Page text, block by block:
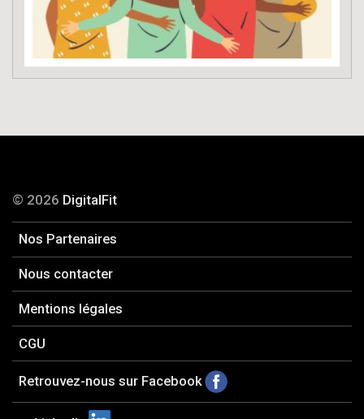
© 2026 DigitalFit
Nos Partenaires
Nous contacter
Mentions légales
CGU
Retrouvez-nous sur Facebook